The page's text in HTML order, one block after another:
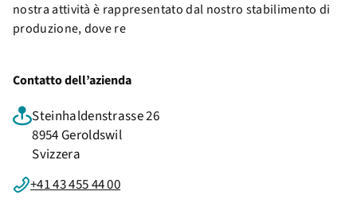
nostra attività è rappresentato dal nostro stabilimento di
produzione, dove re
Contatto dell’azienda
Steinhaldenstrasse 26
8954 Geroldswil
Svizzera
+41 43 455 44 00